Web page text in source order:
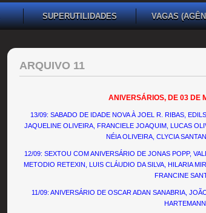
SUPERUTILIDADES
VAGAS
ARQUIVO 11
ANIVERSÁRIOS, DE 03 DE
13/09: SABADO DE IDADE NOVA À JOEL R. RIBAS,
JAQUELINE OLIVEIRA, FRANCIELE JOAQUIM, LUCAS
NÉIA OLIVEIRA, CLYCIA
12/09: SEXTOU COM ANIVERSÁRIO DE JONAS POPP,
METODIO RETEXIN, LUIS CLÁUDIO DA SILVA, HILARIA
FRANCINE
11/09: ANIVERSÁRIO DE OSCAR ADAN SANABRIA,